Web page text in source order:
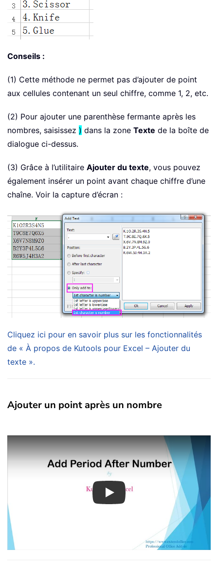
Conseils :
(1) Cette méthode ne permet pas d’ajouter de point
aux cellules contenant un seul chiffre, comme 1, 2, etc.
(2) Pour ajouter une parenthèse fermante après les
nombres, saisissez ) dans la zone Texte de la boîte de
dialogue ci-dessus.
(3) Grâce à l’utilitaire Ajouter du texte, vous pouvez
également insérer un point avant chaque chiffre d’une
chaîne. Voir la capture d’écran :
Cliquez ici pour en savoir plus sur les fonctionnalités
de « À propos de Kutools pour Excel – Ajouter du
texte ».
Ajouter un point après un nombre
Play